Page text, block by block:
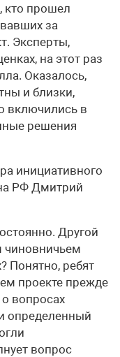
кто прошел
за
Эксперты,
на этот раз
Оказалось,
и близки,
включились в
решения
инициативного
РФ Дмитрий
Другой
чиновничьем
Понятно, ребят
проекте прежде
вопросах
определенный
вопрос